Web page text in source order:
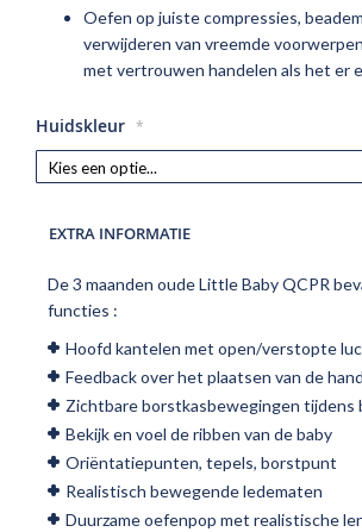
Oefen op juiste compressies,
verwijderen van vreemde
met vertrouwen handelen als het er
Huidskleur
EXTRA INFORMATIE
De 3 maanden oude Little Baby QCPR
functies :
Hoofd kantelen met open/verstopte
Feedback over het plaatsen van de
Zichtbare borstkasbewegingen tijdens
Bekijk en voel de ribben van de baby
Oriëntatiepunten, tepels, borstpunt
Realistisch bewegende ledematen
Duurzame oefenpop met realistische